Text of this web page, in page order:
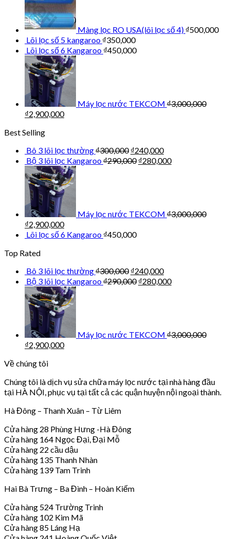
Màng lọc RO USA(lõi lọc số 4) ₫500,000
Lõi lọc số 5 kangaroo ₫350,000
Lõi lọc số 6 Kangaroo ₫450,000
Máy lọc nước TEKCOM ₫3,000,000
₫2,900,000
Best Selling
Bô 3 lõi lọc thường₫300,000 ₫240,000
Bộ 3 lõi lọc Kangaroo₫290,000 ₫280,000
Máy lọc nước TEKCOM ₫3,000,000
₫2,900,000
Lõi lọc số 6 Kangaroo ₫450,000
Top Rated
Bô 3 lõi lọc thường₫300,000 ₫240,000
Bộ 3 lõi lọc Kangaroo₫290,000 ₫280,000
Máy lọc nước TEKCOM ₫3,000,000
₫2,900,000
Về chúng tôi
Chúng tôi là dịch vụ sửa chữa máy lọc nước tại nhà hàng đầu
tại HÀ NỘI, phục vụ tại tất cả các quận huyện nội ngoại thành.
Hà Đông – Thanh Xuân – Từ Liêm
Cửa hàng 28 Phùng Hưng -Hà Đông
Cửa hàng 164 Ngọc Đại, Đại Mỗ
Cửa hàng 22 cầu dậu
Cửa hàng 135 Thanh Nhàn
Cửa hàng 139 Tam Trinh
Hai Bà Trưng – Ba Đình – Hoàn Kiếm
Cửa hàng 524 Trường Trinh
Cửa hàng 102 Kim Mã
Cửa hàng 85 Láng Hạ